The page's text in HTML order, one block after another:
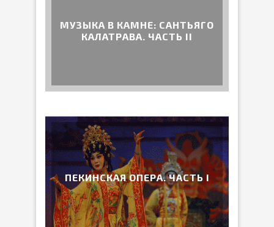
МУЗЫКА В КАМНЕ: САНТЬЯГО
КАЛАТРАВА. ЧАСТЬ II
ПЕКИНСКАЯ ОПЕРА. ЧАСТЬ I